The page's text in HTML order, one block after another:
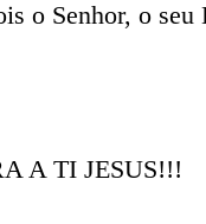
o Senhor, o
A TI JESUS!!!